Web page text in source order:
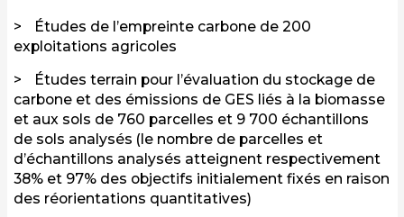
Études de l’empreinte carbone de 200
exploitations agricoles
Études terrain pour l’évaluation du stockage de
carbone et des émissions de GES liés à la biomasse
et aux sols de 760 parcelles et 9 700 échantillons
de sols analysés (le nombre de parcelles et
d’échantillons analysés atteignent respectivement
38% et 97% des objectifs initialement fixés en raison
des réorientations quantitatives)